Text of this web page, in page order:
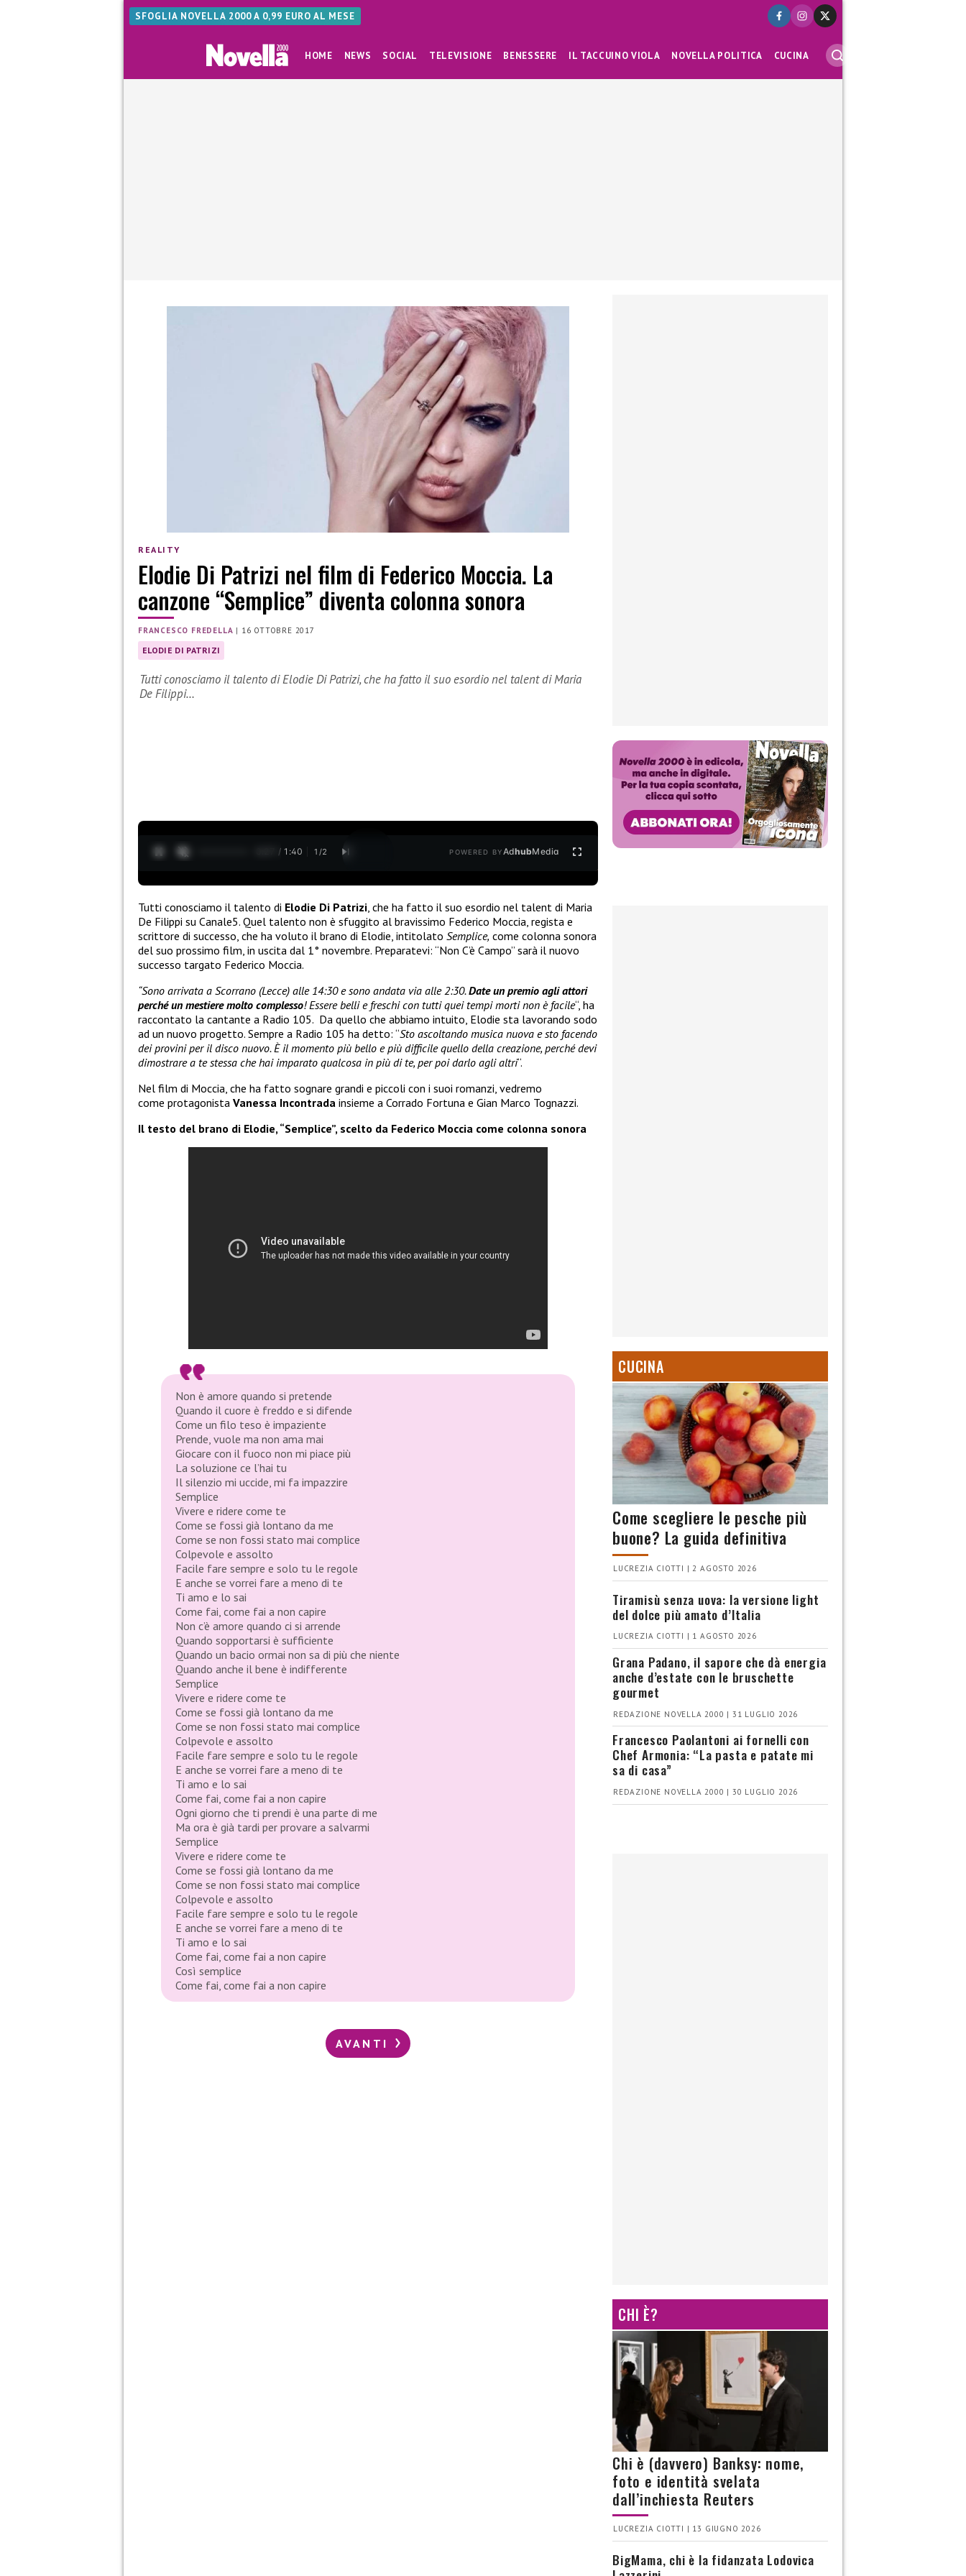
SFOGLIA NOVELLA 2000 A 0,99 EURO AL MESE
HOME NEWS SOCIAL TELEVISIONE BENESSERE IL TACCUINO VIOLA NOVELLA POLITICA CUCINA
REALITY
Elodie Di Patrizi nel film di Federico Moccia. La
canzone “Semplice” diventa colonna sonora
FRANCESCO FREDELLA | 16 OTTOBRE 2017
ELODIE DI PATRIZI
Tutti conosciamo il talento di Elodie Di Patrizi, che ha fatto il suo esordio nel talent di Maria
De Filippi…
0:28 / 1:40 1 /2 POWERED BYAdhubMedia
Tutti conosciamo il talento di Elodie Di Patrizi , che ha fatto il suo esordio nel talent di Maria
De Filippi su Canale5. Quel talento non è sfuggito al bravissimo Federico Moccia, regista e
scrittore di successo, che ha voluto il brano di Elodie, intitolato Semplice, come colonna sonora
del suo prossimo film, in uscita dal 1° novembre. Preparatevi: “Non C’è Campo” sarà il nuovo
successo targato Federico Moccia.
“Sono arrivata a Scorrano (Lecce) alle 14:30 e sono andata via alle 2:30.Date un premio agli attori
perché un mestiere molto complesso! Essere belli e freschi con tutti quei tempi morti non è facile“, ha
raccontato la cantante a Radio 105. Da quello che abbiamo intuito, Elodie sta lavorando sodo
ad un nuovo progetto. Sempre a Radio 105 ha detto: “Sto ascoltando musica nuova e sto facendo
dei provini per il disco nuovo. È il momento più bello e più difficile quello della creazione, perché devi
dimostrare a te stessa che hai imparato qualcosa in più di te, per poi darlo agli altri“.
Nel film di Moccia, che ha fatto sognare grandi e piccoli con i suoi romanzi, vedremo
come protagonista Vanessa Incontrada insieme a Corrado Fortuna e Gian Marco Tognazzi.
Il testo del brano di Elodie, “Semplice”, scelto da Federico Moccia come colonna sonora
Non è amore quando si pretende
Quando il cuore è freddo e si difende
Come un filo teso è impaziente
Prende, vuole ma non ama mai
Giocare con il fuoco non mi piace più
La soluzione ce l’hai tu
Il silenzio mi uccide, mi fa impazzire
Semplice
Vivere e ridere come te
Come se fossi già lontano da me
Come se non fossi stato mai complice
Colpevole e assolto
Facile fare sempre e solo tu le regole
E anche se vorrei fare a meno di te
Ti amo e lo sai
Come fai, come fai a non capire
Non c’è amore quando ci si arrende
Quando sopportarsi è sufficiente
Quando un bacio ormai non sa di più che niente
Quando anche il bene è indifferente
Semplice
Vivere e ridere come te
Come se fossi già lontano da me
Come se non fossi stato mai complice
Colpevole e assolto
Facile fare sempre e solo tu le regole
E anche se vorrei fare a meno di te
Ti amo e lo sai
Come fai, come fai a non capire
Ogni giorno che ti prendi è una parte di me
Ma ora è già tardi per provare a salvarmi
Semplice
Vivere e ridere come te
Come se fossi già lontano da me
Come se non fossi stato mai complice
Colpevole e assolto
Facile fare sempre e solo tu le regole
E anche se vorrei fare a meno di te
Ti amo e lo sai
Come fai, come fai a non capire
Così semplice
Come fai, come fai a non capire
AVANTI
CUCINA
Come scegliere le pesche più
buone? La guida definitiva
LUCREZIA CIOTTI | 2 AGOSTO 2026
Tiramisù senza uova: la versione light
del dolce più amato d’Italia
LUCREZIA CIOTTI | 1 AGOSTO 2026
Grana Padano, il sapore che dà energia
anche d’estate con le bruschette
gourmet
REDAZIONE NOVELLA 2000 | 31 LUGLIO 2026
Francesco Paolantoni ai fornelli con
Chef Armonia: “La pasta e patate mi
sa di casa”
REDAZIONE NOVELLA 2000 | 30 LUGLIO 2026
CHI È?
Chi è (davvero) Banksy: nome,
foto e identità svelata
dall’inchiesta Reuters
LUCREZIA CIOTTI | 13 GIUGNO 2026
BigMama, chi è la fidanzata Lodovica